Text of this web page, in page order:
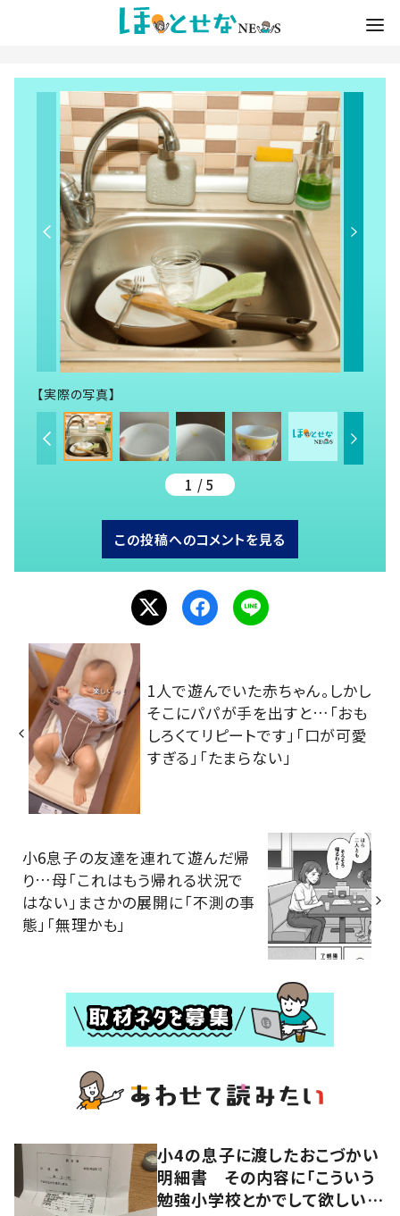
【実際の写真】
1 / 5
この投稿へのコメントを見る
1人で遊んでいた赤ちゃん。しかし
そこにパパが手を出すと…「おも
しろくてリピートです」「口が可愛
すぎる」「たまらない」
小6息子の友達を連れて遊んだ帰
り…母「これはもう帰れる状況で
はない」まさかの展開に「不測の事
態」「無理かも」
小4の息子に渡したおこづかい
明細書 その内容に「こういう
勉強小学校とかでして欲しい」